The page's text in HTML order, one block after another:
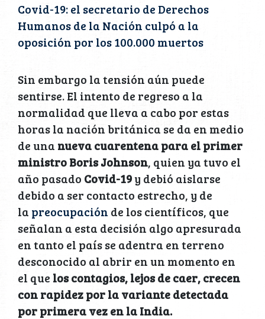
Covid-19: el secretario de Derechos
Humanos de la Nación culpó a la
oposición por los 100.000 muertos
Sin embargo la tensión aún puede
sentirse. El intento de regreso a la
normalidad que lleva a cabo por estas
horas la nación británica se da en medio
de una nueva cuarentena para el primer
ministro Boris Johnson, quien ya tuvo el
año pasado Covid-19y debió aislarse
debido a ser contacto estrecho, y de
la preocupación de los científicos, que
señalan a esta decisión algo apresurada
en tanto el país se adentra en terreno
desconocido al abrir en un momento en
el que los contagios, lejos de caer, crecen
con rapidez por la variante detectada
por primera vez en la India.